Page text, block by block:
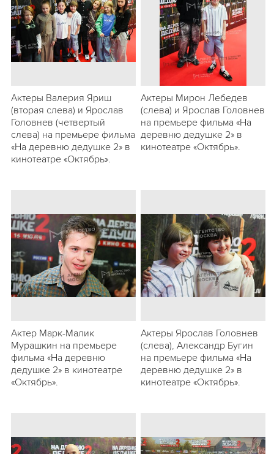
Актеры Валерия Яриш
(вторая слева) и Ярослав
Головнев (четвертый
слева) на премьере фильма
«На деревню дедушке 2» в
кинотеатре «Октябрь».
Актеры Мирон Лебедев
(слева) и Ярослав Головнeв
на премьере фильма «На
деревню дедушке 2» в
кинотеатре «Октябрь».
Актер Марк-Малик
Мурашкин на премьере
фильма «На деревню
дедушке 2» в кинотеатре
«Октябрь».
Актеры Ярослав Головнев
(слева), Александр Бугин
на премьере фильма «На
деревню дедушке 2» в
кинотеатре «Октябрь».